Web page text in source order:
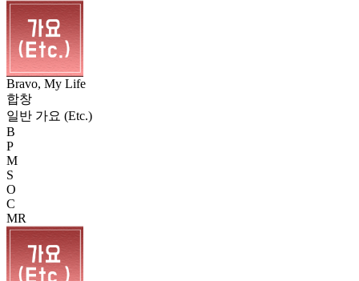
Bravo, My Life
합창
일반 가요 (Etc.)
B
P
M
S
O
C
MR